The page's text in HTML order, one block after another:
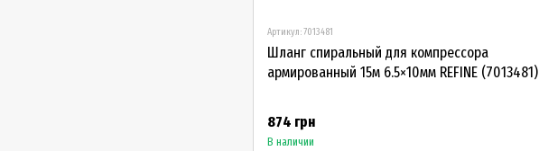
Артикул: 7013481
Шланг спиральный для компрессора
армированный 15м 6.5×10мм REFINE (7013481)
874 грн
В наличии